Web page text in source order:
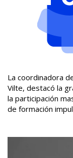
La coordinadora
Vilte, destacó la
la participación
de formación